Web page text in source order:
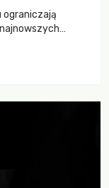
ograniczają
Jakie będą